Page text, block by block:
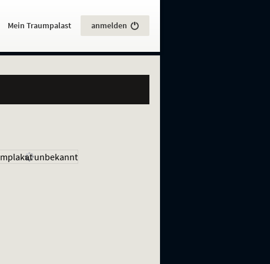
Mein Traumpalast anmelden